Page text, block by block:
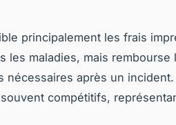
principalement les frais
les maladies, mais rembourse
nécessaires après un incident.
compétitifs,